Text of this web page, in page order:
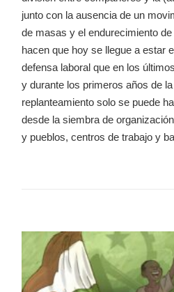
junto con la ausencia de un
de masas y el endurecimiento
hacen que hoy se llegue a estar
defensa laboral que en los
y durante los primeros años de
replanteamiento solo se puede
desde la siembra de
y pueblos, centros de trabajo y